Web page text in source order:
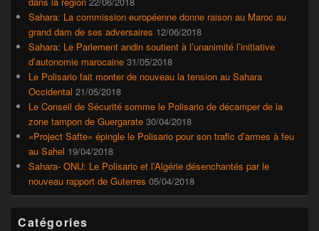
Sahara: La commission européenne donne raison au Maroc au
grand dam de ses adversaires 12/06/2018
Sahara: Le Parlement andin soutient à l’unanimité l’initiative
d’autonomie marocaine 31/05/2018
Le Polisario fait monter de nouveau la tension au Sahara
Occidental 21/05/2018
Le Conseil de Sécurité somme le Polisario de décamper de la
zone tampon de Guergarate 30/04/2018
«Project Safte» épingle le Polisario pour son trafic d’armes à feu
au Sahel 19/04/2018
Sahara- ONU: Le Polisario et l’Algérie désenchantés par le
nouveau rapport de Guterres 05/04/2018
Catégories